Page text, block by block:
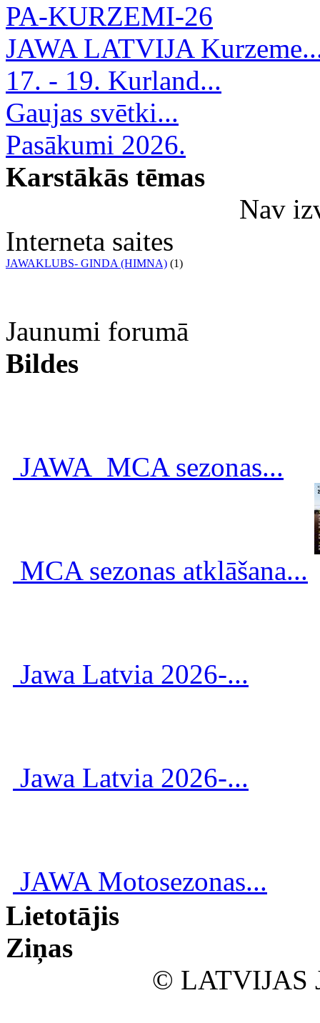
PA-KURZEMI-26
JAWA LATVIJA
17. - 19. Kurland...
Gaujas svētki...
Pasākumi 2026.
Karstākās tēmas
Nav
Interneta saites
JAWAKLUBS- GINDA (HIMNA) (1)
Jaunumi forumā
Bildes
JAWA_MCA sezonas...
MCA sezonas atklāšana...
Jawa Latvia 2026-...
Jawa Latvia 2026-...
JAWA Motosezonas...
Lietotājis
Ziņas
© LATVIJAS